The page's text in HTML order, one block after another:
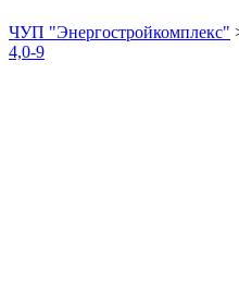
ЧУП "Энергостройкомплекс"
4,0-9